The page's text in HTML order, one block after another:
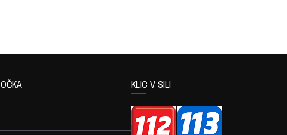
KLIC V SILI